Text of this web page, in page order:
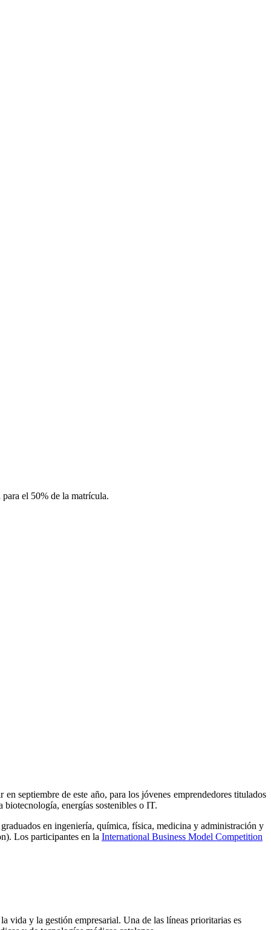
el 50% de la matrícula.
septiembre de este año, para los jóvenes emprendedores titulados
biotecnología, energías sostenibles o IT.
en ingeniería, química, física, medicina y administración y
Los participantes en la International Business Model Competition
y la gestión empresarial. Una de las líneas prioritarias es